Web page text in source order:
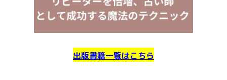
出版書籍一覧はこちら